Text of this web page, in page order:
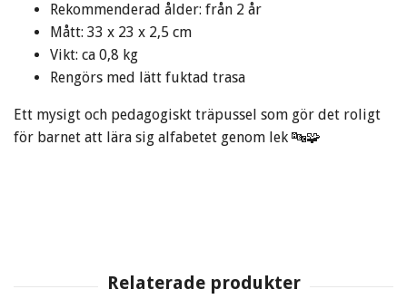
Rekommenderad ålder: från 2 år
Mått: 33 x 23 x 2,5 cm
Vikt: ca 0,8 kg
Rengörs med lätt fuktad trasa
Ett mysigt och pedagogiskt träpussel som gör det roligt
för barnet att lära sig alfabetet genom lek 🔤🧩